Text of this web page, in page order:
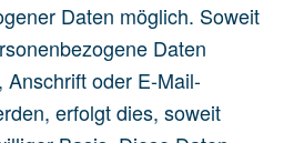
Daten möglich. Soweit
Daten
oder E-Mail-
erfolgt dies, soweit